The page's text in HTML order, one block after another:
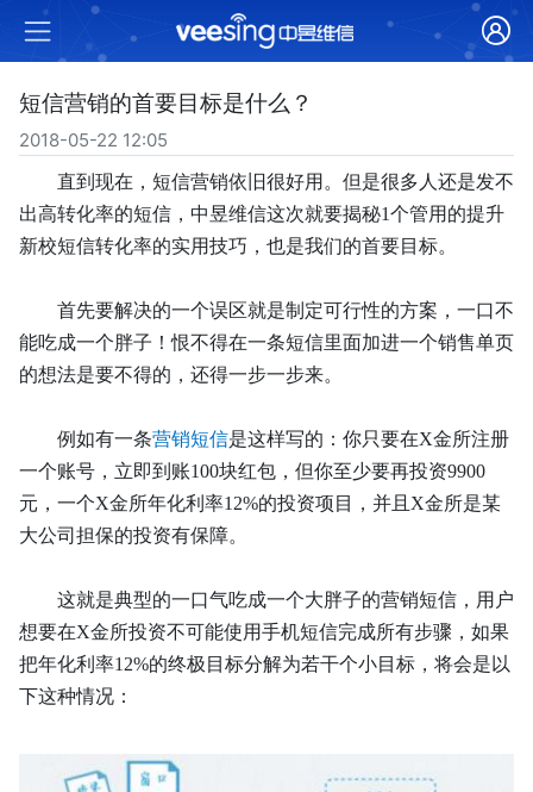
短信营销的首要目标是什么？
2018-05-22 12:05
直到现在，短信营销依旧很好用。但是很多人还是发不
出高转化率的短信，中昱维信这次就要揭秘1个管用的提升
新校短信转化率的实用技巧，也是我们的首要目标。
首先要解决的一个误区就是制定可行性的方案，一口不
能吃成一个胖子！恨不得在一条短信里面加进一个销售单页
的想法是要不得的，还得一步一步来。
例如有一条营销短信是这样写的 ： 你只要在X金所注册
一个账号，立即到账100块红包 ， 但你至少要再投资9900
元，一个X金所年化利率12%的投资项目
， 并且 X金所是某
大公司担保的投资有保障。
这就是典型的一口气吃成一个大胖子的营销短信，用户
想要在X金所投资不可能使用手机短信完成所有步骤，如果
把年化利率12%的终极目标分解为若干个小目标，将会是以
下这种情况：